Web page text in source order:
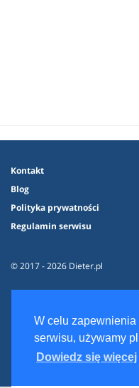
W celu zapewnienia
serwisu, używamy
Dowiedz się więcej
Kontakt
Blog
Polityka prywatności
Regulamin serwisu
© 2017 - 2026 Dieter.pl